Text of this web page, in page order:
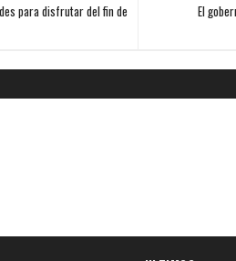
El
para disfrutar del fin de